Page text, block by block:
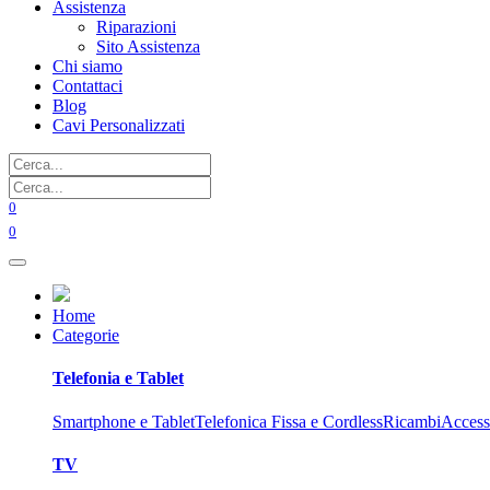
Assistenza
Riparazioni
Sito Assistenza
Chi siamo
Contattaci
Blog
Cavi Personalizzati
0
0
Home
Categorie
Telefonia e Tablet
Smartphone e TabletTelefonica Fissa e CordlessRicambi
TV